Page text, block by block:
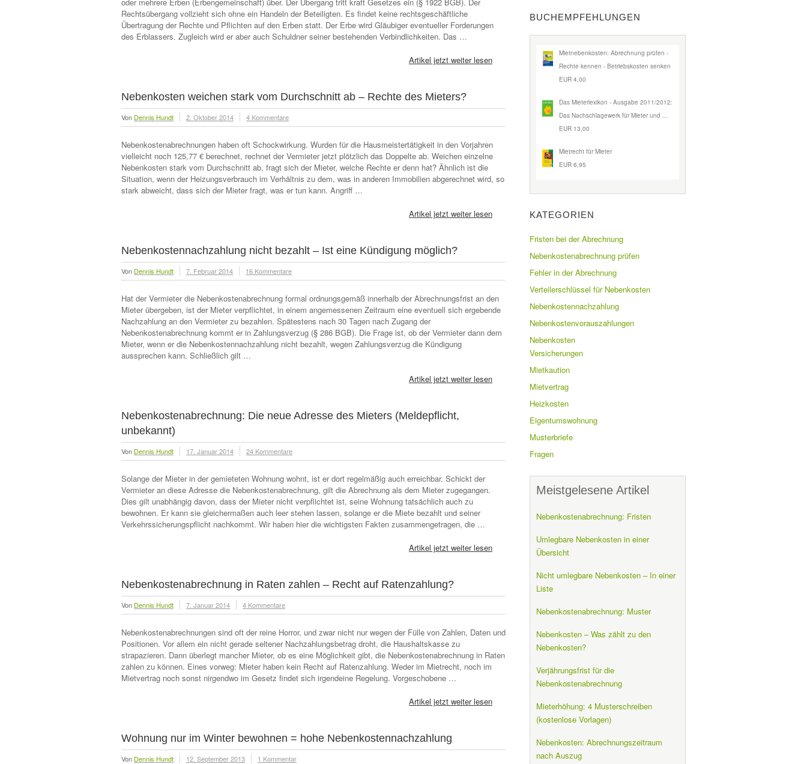
Rechtsübergang vollzieht sich ohne ein Handeln der Beteiligten. Es findet keine rechtsgeschäftliche
Übertragung der Rechte und Pflichten auf den Erben statt. Der Erbe wird Gläubiger eventueller Forderungen
des Erblassers. Zugleich wird er aber auch Schuldner seiner bestehenden Verbindlichkeiten. Das …
Artikel jetzt weiter lesen
Nebenkosten weichen stark vom Durchschnitt ab – Rechte des Mieters?
Von Dennis Hundt 2. Oktober 2014 4 Kommentare
Nebenkostenabrechnungen haben oft Schockwirkung. Wurden für die Hausmeistertätigkeit in den Vorjahren
vielleicht noch 125,77 € berechnet, rechnet der Vermieter jetzt plötzlich das Doppelte ab. Weichen einzelne
Nebenkosten stark vom Durchschnitt ab, fragt sich der Mieter, welche Rechte er denn hat? Ähnlich ist die
Situation, wenn der Heizungsverbrauch im Verhältnis zu dem, was in anderen Immobilien abgerechnet wird, so
stark abweicht, dass sich der Mieter fragt, was er tun kann. Angriff …
Artikel jetzt weiter lesen
Nebenkostennachzahlung nicht bezahlt – Ist eine Kündigung möglich?
Von Dennis Hundt 7. Februar 2014 16 Kommentare
Hat der Vermieter die Nebenkostenabrechnung formal ordnungsgemäß innerhalb der Abrechnungsfrist an den
Mieter übergeben, ist der Mieter verpflichtet, in einem angemessenen Zeitraum eine eventuell sich ergebende
Nachzahlung an den Vermieter zu bezahlen. Spätestens nach 30 Tagen nach Zugang der
Nebenkostenabrechnung kommt er in Zahlungsverzug (§ 286 BGB). Die Frage ist, ob der Vermieter dann dem
Mieter, wenn er die Nebenkostennachzahlung nicht bezahlt, wegen Zahlungsverzug die Kündigung
aussprechen kann. Schließlich gilt …
Artikel jetzt weiter lesen
Nebenkostenabrechnung: Die neue Adresse des Mieters (Meldepflicht,
unbekannt)
Von Dennis Hundt 17. Januar 2014 24 Kommentare
Solange der Mieter in der gemieteten Wohnung wohnt, ist er dort regelmäßig auch erreichbar. Schickt der
Vermieter an diese Adresse die Nebenkostenabrechnung, gilt die Abrechnung als dem Mieter zugegangen.
Dies gilt unabhängig davon, dass der Mieter nicht verpflichtet ist, seine Wohnung tatsächlich auch zu
bewohnen. Er kann sie gleichermaßen auch leer stehen lassen, solange er die Miete bezahlt und seiner
Verkehrssicherungspflicht nachkommt. Wir haben hier die wichtigsten Fakten zusammengetragen, die …
Artikel jetzt weiter lesen
Nebenkostenabrechnung in Raten zahlen – Recht auf Ratenzahlung?
Von Dennis Hundt 7. Januar 2014 4 Kommentare
Nebenkostenabrechnungen sind oft der reine Horror, und zwar nicht nur wegen der Fülle von Zahlen, Daten und
Positionen. Vor allem ein nicht gerade seltener Nachzahlungsbetrag droht, die Haushaltskasse zu
strapazieren. Dann überlegt mancher Mieter, ob es eine Möglichkeit gibt, die Nebenkostenabrechnung in Raten
zahlen zu können. Eines vorweg: Mieter haben kein Recht auf Ratenzahlung. Weder im Mietrecht, noch im
Mietvertrag noch sonst nirgendwo im Gesetz findet sich irgendeine Regelung. Vorgeschobene …
Artikel jetzt weiter lesen
Wohnung nur im Winter bewohnen = hohe Nebenkostennachzahlung
Von Dennis Hundt 12. September 2013 1 Kommentar
BUCHEMPFEHLUNGEN
Mietnebenkosten: Abrechnung prüfen -
Rechte kennen - Betriebskosten senken
EUR 4,00
Das Mieterlexikon - Ausgabe 2011/2012:
Das Nachschlagewerk für Mieter und ...
EUR 13,00
Mietrecht für Mieter
EUR 6,95
KATEGORIEN
Fristen bei der Abrechnung
Nebenkostenabrechnung prüfen
Fehler in der Abrechnung
Verteilerschlüssel für Nebenkosten
Nebenkostennachzahlung
Nebenkostenvorauszahlungen
Nebenkosten
Versicherungen
Mietkaution
Mietvertrag
Heizkosten
Eigentumswohnung
Musterbriefe
Fragen
Meistgelesene Artikel
Nebenkostenabrechnung: Fristen
Umlegbare Nebenkosten in einer
Übersicht
Nicht umlegbare Nebenkosten – In einer
Liste
Nebenkostenabrechnung: Muster
Nebenkosten – Was zählt zu den
Nebenkosten?
Verjährungsfrist für die
Nebenkostenabrechnung
Mieterhöhung: 4 Musterschreiben
(kostenlose Vorlagen)
Nebenkosten: Abrechnungszeitraum
nach Auszug